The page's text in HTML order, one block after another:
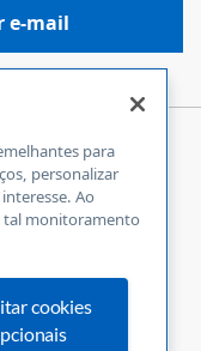
e-mail
para
personalizar
Ao
tal monitoramento
cookies